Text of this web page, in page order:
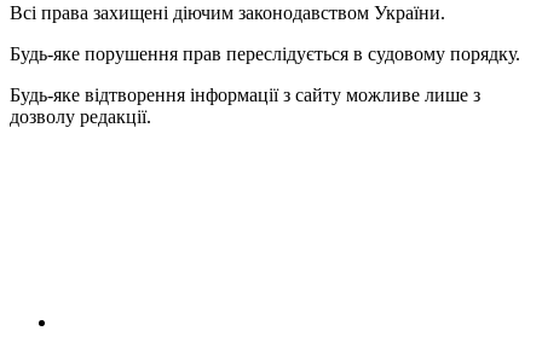
Всі права захищені діючим законодавством України.
Будь-яке порушення прав переслідується в судовому порядку.
Будь-яке відтворення інформації з сайту можливе лише з
дозволу редакції.